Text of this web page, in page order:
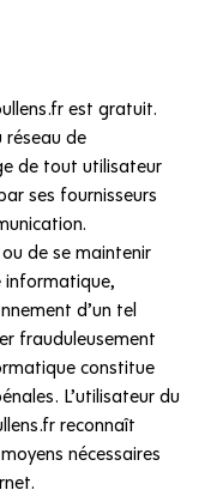
est gratuit.
réseau de
de tout utilisateur
ses fournisseurs
de se maintenir
informatique,
d’un tel
frauduleusement
constitue
L’utilisateur du
reconnaît
nécessaires